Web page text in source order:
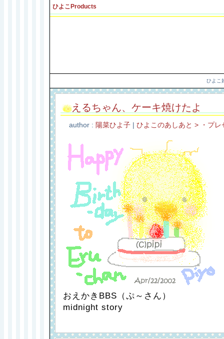
ひよこProducts
ひよこ
えるちゃん、ケーキ焼けたよ
author : 陽菜ひよ子 ひよこのあしあと > ・プレ
おえかきBBS（ぷ～さん）
midnight story